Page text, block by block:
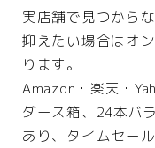
実店舗で見つから
抑えたい場合はオ
ります。
Amazon・楽天・
ダース箱、24本バ
あり、タイムセー